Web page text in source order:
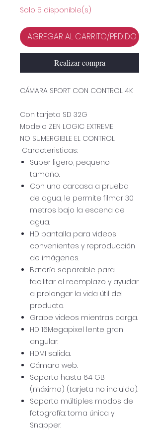
Solo 5 disponible(s)
AGREGAR AL CARRITO/PEDIDO
Realizar compra
CÁMARA SPORT CON CONTROL 4K
Con tarjeta SD 32G
Modelo ZEN LOGIC EXTREME
NO SUMERGIBLE EL CONTROL
Caracteristicas:
Super ligero, pequeño
tamaño.
Con una carcasa a prueba
de agua, le permite filmar 30
metros bajo la escena de
agua.
HD pantalla para videos
convenientes y reproducción
de imágenes.
Batería separable para
facilitar el reemplazo y ayudar
a prolongar la vida útil del
producto.
Grabe videos mientras carga.
HD 16Megapixel lente gran
angular.
HDMI salida.
Cámara web.
Soporta hasta 64 GB
(máximo) (tarjeta no incluida).
Soporta múltiples modos de
fotografía: toma única y
Snapper.